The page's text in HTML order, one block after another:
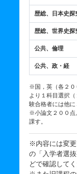
歴総、日本史探
歴総、世界史探
公共、倫理
公共、政・経
※国，英（各２０
より１科目選択
験合格者には他に
※小論文２００点
課す。
※内容には変
の「入学者選
どで確認してく